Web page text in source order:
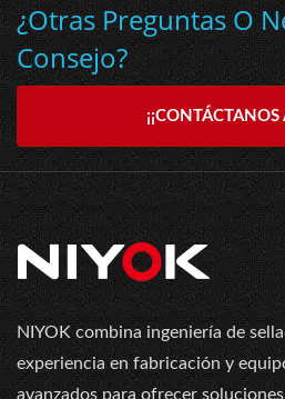
¿Otras Preguntas O
Consejo?
NIYOK combina ingeniería de
experiencia en fabricación y
avanzados para ofrecer